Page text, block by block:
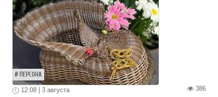
ПЕРСОНА
386
12:08 | 3 августа